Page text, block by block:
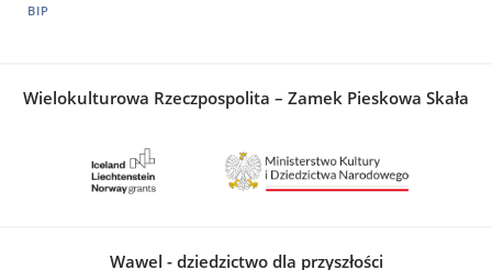
BIP
Wielokulturowa Rzeczpospolita – Zamek Pieskowa Skała
Wawel - dziedzictwo dla przyszłości